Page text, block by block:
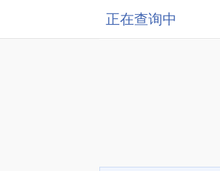
正在查询中